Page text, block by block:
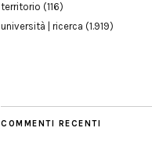
territorio (116)
università | ricerca (1.919)
COMMENTI RECENTI